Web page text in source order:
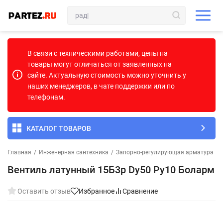
В связи с техническими работами, цены на
товары могут отличаться от заявленных на
сайте. Актуальную стоимость можно уточнить у
наших менеджеров, в чате поддержки или по
телефонам.
КАТАЛОГ ТОВАРОВ
Главная / Инженерная сантехника / Запорно-регулирующая арматура
Вентиль латунный 15Б3р Dу50 Ру10 Боларм
Оставить отзыв Избранное Сравнение